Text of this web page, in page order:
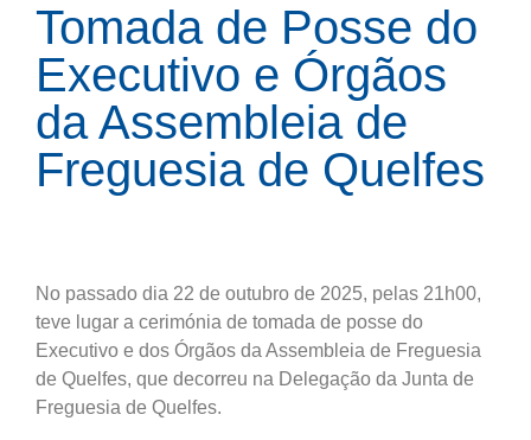
Tomada de Posse do
Executivo e Órgãos
da Assembleia de
Freguesia de Quelfes
No passado dia 22 de outubro de 2025, pelas 21h00,
teve lugar a cerimónia de tomada de posse do
Executivo e dos Órgãos da Assembleia de Freguesia
de Quelfes, que decorreu na Delegação da Junta de
Freguesia de Quelfes.